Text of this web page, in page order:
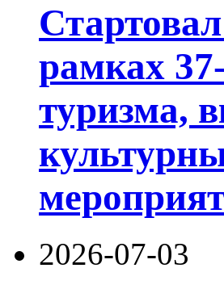
рамках
туризма,
2026-07-03